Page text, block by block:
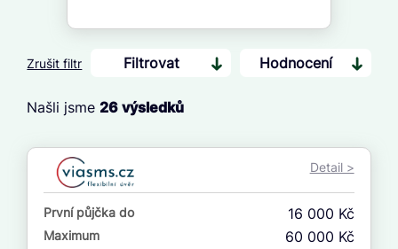
Zrušit filtr Filtrovat Hodnocení
Od
Do
První půjčka zdarma
Našli jsme26 výsledků
Detail >
První půjčka do 16 000 Kč
Maximum 60 000 Kč